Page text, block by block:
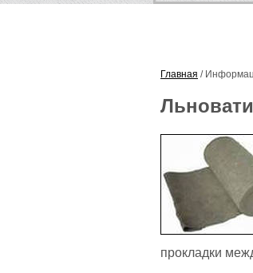
Главная /
прокладки